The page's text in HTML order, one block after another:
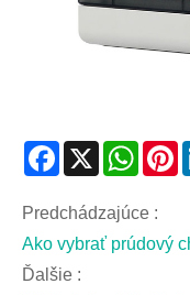
Facebook
X
Predchádzajúce :
Ako vybrať prúdový
Ďalšie :